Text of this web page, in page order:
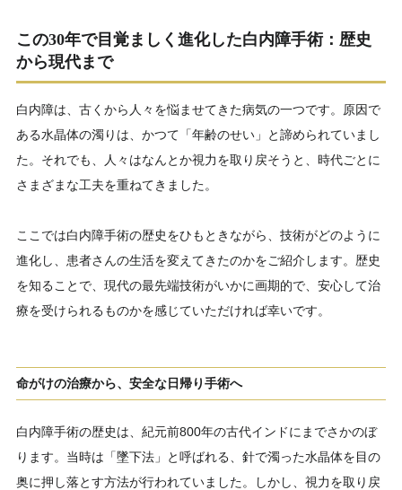
この30年で目覚ましく進化した白内障手術：歴史
から現代まで
白内障は、古くから人々を悩ませてきた病気の一つです。原因で
ある水晶体の濁りは、かつて「年齢のせい」と諦められていまし
た。それでも、人々はなんとか視力を取り戻そうと、時代ごとに
さまざまな工夫を重ねてきました。
ここでは白内障手術の歴史をひもときながら、技術がどのように
進化し、患者さんの生活を変えてきたのかをご紹介します。歴史
を知ることで、現代の最先端技術がいかに画期的で、安心して治
療を受けられるものかを感じていただければ幸いです。
命がけの治療から、安全な日帰り手術へ
白内障手術の歴史は、紀元前800年の古代インドにまでさかのぼ
ります。当時は「墜下法」と呼ばれる、針で濁った水晶体を目の
奥に押し落とす方法が行われていました。しかし、視力を取り戻